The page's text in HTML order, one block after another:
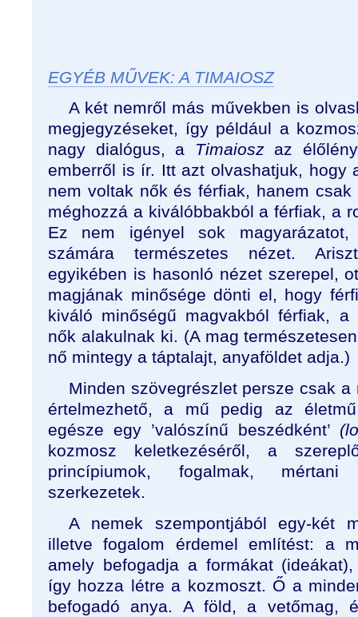
EGYÉB MŰVEK: A TIMAIOSZ
A két nemről más művekben is
megjegyzéseket, így például a
nagy dialógus, a
Timaiosz az
emberről is ír. Itt azt olvashatjuk, hogy
nem voltak nők és férfiak, hanem
méghozzá a kiválóbbakból a férfiak, a
Ez nem igényel sok
számára természetes nézet.
egyikében is hasonló nézet szerepel,
magjának minősége dönti el, hogy
kiváló minőségű magvakból férfiak, a
nők alakulnak ki. (A mag
nő mintegy a táptalajt, anyaföldet adja.)
Minden szövegrészlet persze csak
értelmezhető, a mű pedig az
egésze egy ’valószínű beszédként’
kozmosz keletkezéséről, a
princípiumok, fogalmak, mértani
szerkezetek.
A nemek szempontjából egy-két
illetve fogalom érdemel említést: a
amely befogadja a formákat
így hozza létre a kozmoszt. Ő a
befogadó anya. A föld, a vetőmag,